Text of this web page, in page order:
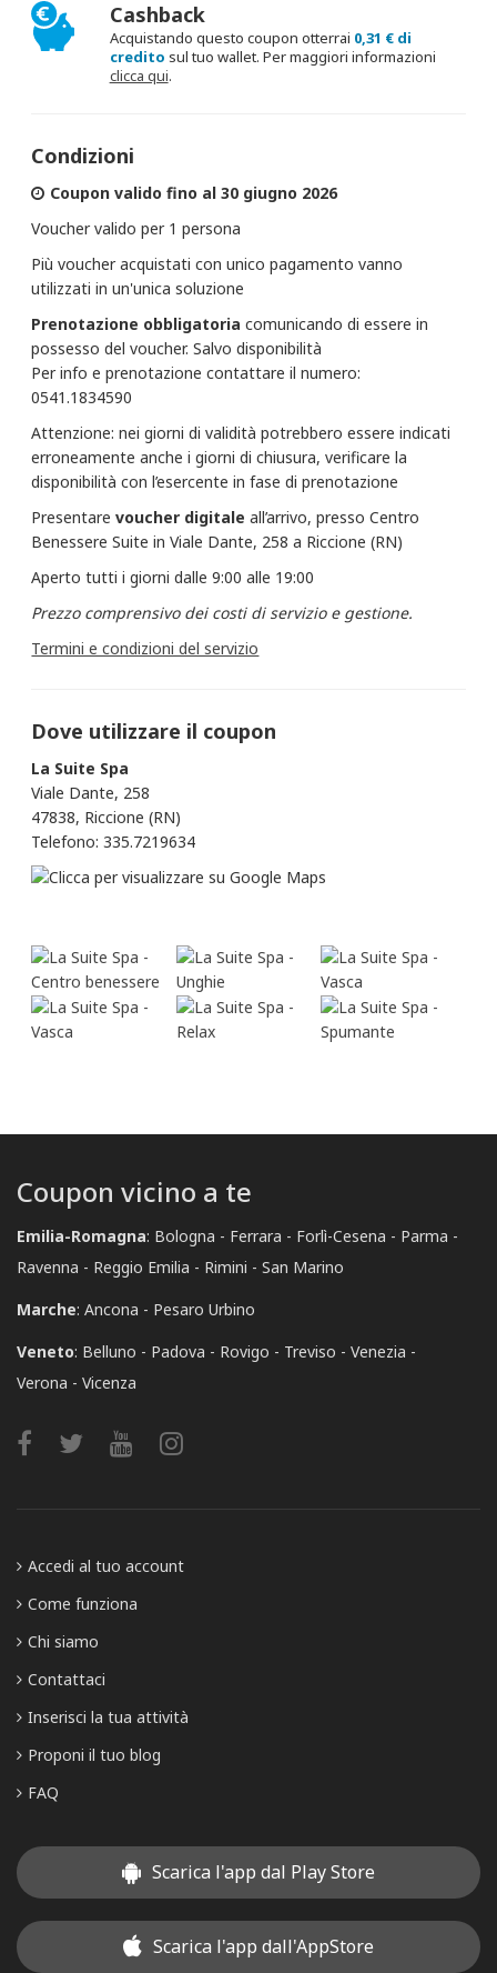
Cashback
Acquistando questo coupon otterrai 0,31 € di
credito sul tuo wallet. Per maggiori informazioni
clicca qui.
Condizioni
Coupon valido fino al 30 giugno 2026
Voucher valido per 1 persona
Più voucher acquistati con unico pagamento vanno
utilizzati in un'unica soluzione
Prenotazione obbligatoria comunicando di essere in
possesso del voucher. Salvo disponibilità
Per info e prenotazione contattare il numero:
0541.1834590
Attenzione: nei giorni di validità potrebbero essere indicati
erroneamente anche i giorni di chiusura, verificare la
disponibilità con l’esercente in fase di prenotazione
Presentarevoucher digitale all’arrivo, presso Centro
Benessere Suite in Viale Dante, 258 a Riccione (RN)
Aperto tutti i giorni dalle 9:00 alle 19:00
Prezzo comprensivo dei costi di servizio e gestione.
Termini e condizioni del servizio
Dove utilizzare il coupon
La Suite Spa
Viale Dante, 258
47838, Riccione (RN)
Telefono: 335.7219634
Coupon vicino a te
Emilia-Romagna: Bologna Ferrara Forlì-Cesena
Parma
Ravenna
Reggio Emilia Rimini
San Marino
Marche: Ancona
Pesaro Urbino
Veneto: Belluno Padova Rovigo Treviso
Venezia
Verona
Vicenza
Accedi al tuo account
Come funziona
Chi siamo
Contattaci
Inserisci la tua attività
Proponi il tuo blog
FAQ
Scarica l'app dal Play Store
Scarica l'app dall'AppStore